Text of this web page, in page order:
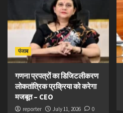
पंजाब
गणना प्रपत्रों का डिजिटलीकरण
लोकतांत्रिक प्रक्रिया को करेगा
मजबूत – CEO
reporter July 11, 2026 0